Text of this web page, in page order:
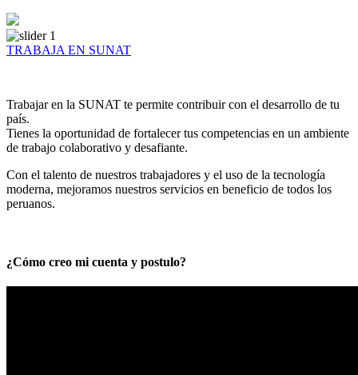
TRABAJA EN SUNAT
Trabajar en la SUNAT te permite contribuir con el desarrollo de tu
país.
Tienes la oportunidad de fortalecer tus competencias en un ambiente
de trabajo colaborativo y desafiante.
Con el talento de nuestros trabajadores y el uso de la tecnología
moderna, mejoramos nuestros servicios en beneficio de todos los
peruanos.
¿Cómo creo mi cuenta y postulo?